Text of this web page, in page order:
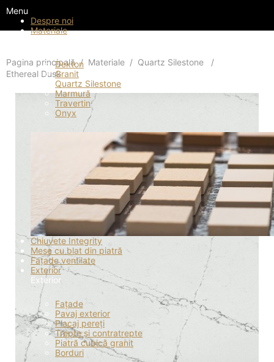
Menu
Despre noi
Materiale
Dekton
Granit
Quartz Silestone
Marmură
Travertin
Onyx
Chiuvete Integrity
Mese cu blat din piatră
Fațade ventilate
Exterior
Exterior
Fațade
Pavaj exterior
Placaj pereți
Trepte și contratrepte
Piatră cubică granit
Borduri
Pagina principală Materiale
Quartz Silestone
Ethereal Dusk